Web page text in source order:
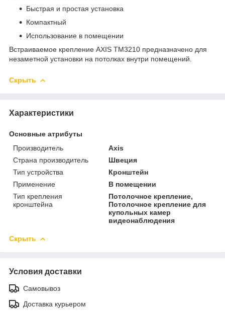
Быстрая и простая установка
Компактный
Использование в помещении
Встраиваемое крепление AXIS TM3210 предназначено для
незаметной установки на потолках внутри помещений.
Скрыть
Характеристики
Основные атрибуты
Производитель
Axis
Страна производитель
Швеция
Тип устройства
Кронштейн
Применение
В помещении
Тип крепления
кронштейна
Потолочное крепление,
Потолочное крепление для
купольных камер
видеонаблюдения
Скрыть
Условия доставки
Самовывоз
Доставка курьером